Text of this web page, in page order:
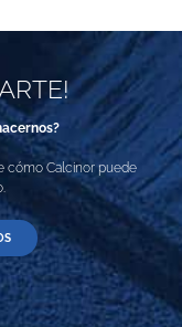
cómo Calcinor puede